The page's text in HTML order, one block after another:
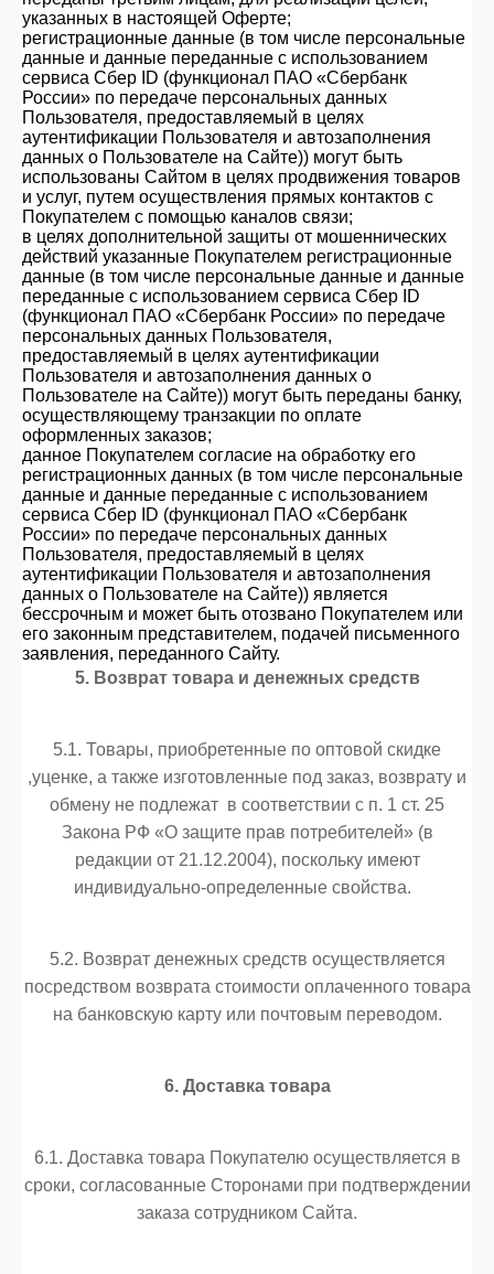
указанных в настоящей Оферте;
регистрационные данные (в том числе персональные
данные и данные переданные с использованием
сервиса Сбер ID (функционал ПАО «Сбербанк
России» по передаче персональных данных
Пользователя, предоставляемый в целях
аутентификации Пользователя и автозаполнения
данных о Пользователе на Сайте)) могут быть
использованы Сайтом в целях продвижения товаров
и услуг, путем осуществления прямых контактов с
Покупателем с помощью каналов связи;
в целях дополнительной защиты от мошеннических
действий указанные Покупателем регистрационные
данные (в том числе персональные данные и данные
переданные с использованием сервиса Сбер ID
(функционал ПАО «Сбербанк России» по передаче
персональных данных Пользователя,
предоставляемый в целях аутентификации
Пользователя и автозаполнения данных о
Пользователе на Сайте)) могут быть переданы банку,
осуществляющему транзакции по оплате
оформленных заказов;
данное Покупателем согласие на обработку его
регистрационных данных (в том числе персональные
данные и данные переданные с использованием
сервиса Сбер ID (функционал ПАО «Сбербанк
России» по передаче персональных данных
Пользователя, предоставляемый в целях
аутентификации Пользователя и автозаполнения
данных о Пользователе на Сайте)) является
бессрочным и может быть отозвано Покупателем или
его законным представителем, подачей письменного
заявления, переданного Сайту.
5. Возврат товара и денежных средств
5.1. Товары, приобретенные по оптовой скидке
,уценке, а также изготовленные под заказ, возврату и
обмену не подлежат в соответствии с п. 1 ст. 25
Закона РФ «О защите прав потребителей» (в
редакции от 21.12.2004), поскольку имеют
индивидуально-определенные свойства.
5.2. Возврат денежных средств осуществляется
посредством возврата стоимости оплаченного товара
на банковскую карту или почтовым переводом.
6. Доставка товара
6.1. Доставка товара Покупателю осуществляется в
сроки, согласованные Сторонами при подтверждении
заказа сотрудником Сайта.